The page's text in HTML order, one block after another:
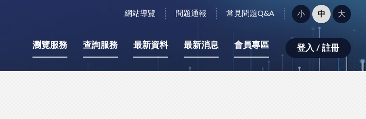
網站導覽 問題通報 常見問題Q&A
字
型
小：
小 中 大
瀏覽服務 查詢服務 最新資料 最新消息 會員專區 登入 / 註冊